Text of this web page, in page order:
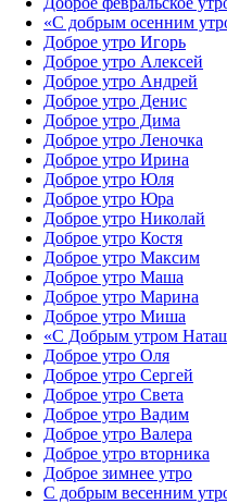
«С добрым осенним
Доброе утро Игорь
Доброе утро Алексей
Доброе утро Андрей
Доброе утро Денис
Доброе утро Дима
Доброе утро Леночка
Доброе утро Ирина
Доброе утро Юля
Доброе утро Юра
Доброе утро Николай
Доброе утро Костя
Доброе утро Максим
Доброе утро Маша
Доброе утро Марина
Доброе утро Миша
«С Добрым утром
Доброе утро Оля
Доброе утро Сергей
Доброе утро Света
Доброе утро Вадим
Доброе утро Валера
Доброе утро вторника
Доброе зимнее утро
С добрым весенним